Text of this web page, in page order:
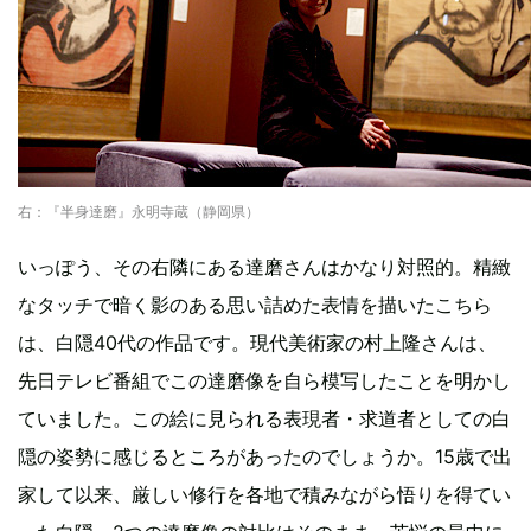
右：『半身達磨』永明寺蔵（静岡県）
いっぽう、その右隣にある達磨さんはかなり対照的。精緻
なタッチで暗く影のある思い詰めた表情を描いたこちら
は、白隠40代の作品です。現代美術家の村上隆さんは、
先日テレビ番組でこの達磨像を自ら模写したことを明かし
ていました。この絵に見られる表現者・求道者としての白
隠の姿勢に感じるところがあったのでしょうか。15歳で出
家して以来、厳しい修行を各地で積みながら悟りを得てい